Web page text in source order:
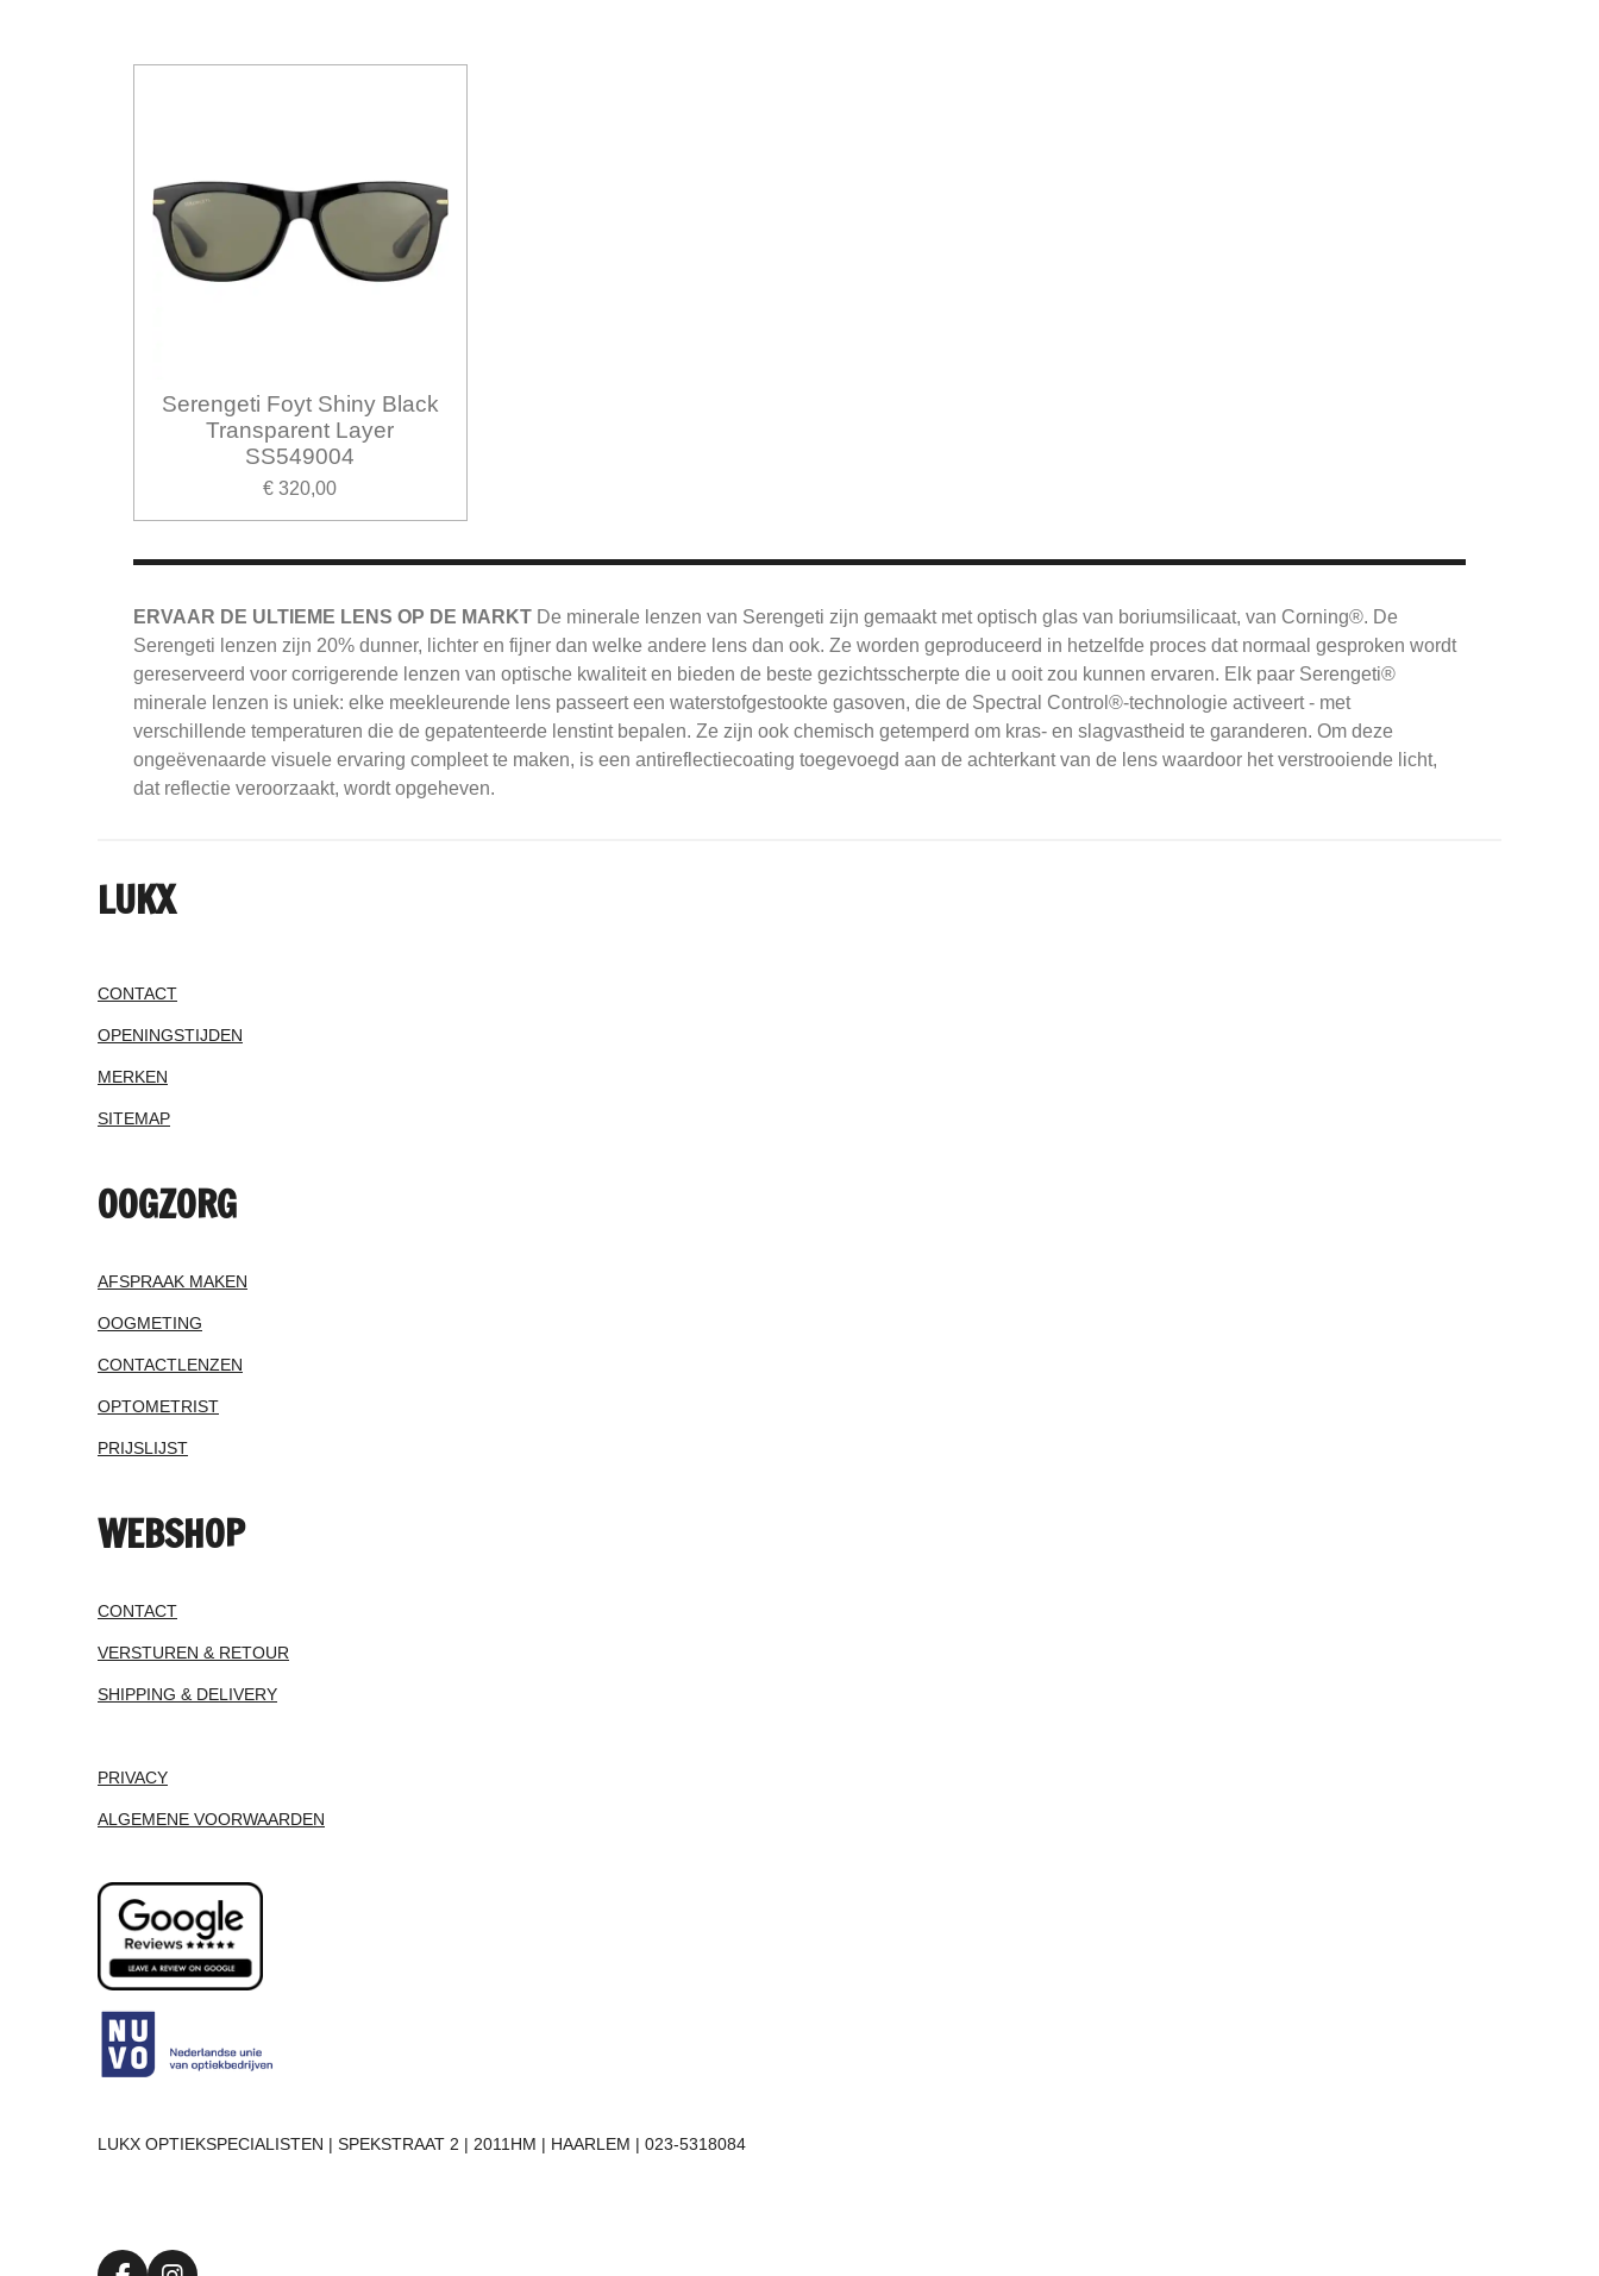
Serengeti Foyt Shiny Black
Transparent Layer
SS549004
€ 320,00
ERVAAR DE ULTIEME LENS OP DE MARKT De minerale lenzen van Serengeti zijn gemaakt met optisch glas van boriumsilicaat, van Corning®. De
Serengeti lenzen zijn 20% dunner, lichter en fijner dan welke andere lens dan ook. Ze worden geproduceerd in hetzelfde proces dat normaal gesproken wordt
gereserveerd voor corrigerende lenzen van optische kwaliteit en bieden de beste gezichtsscherpte die u ooit zou kunnen ervaren. Elk paar Serengeti®
minerale lenzen is uniek: elke meekleurende lens passeert een waterstofgestookte gasoven, die de Spectral Control®-technologie activeert - met
verschillende temperaturen die de gepatenteerde lenstint bepalen. Ze zijn ook chemisch getemperd om kras- en slagvastheid te garanderen. Om deze
ongeëvenaarde visuele ervaring compleet te maken, is een antireflectiecoating toegevoegd aan de achterkant van de lens waardoor het verstrooiende licht,
dat reflectie veroorzaakt, wordt opgeheven.
LUKX
CONTACT
OPENINGSTIJDEN
MERKEN
SITEMAP
OOGZORG
AFSPRAAK MAKEN
OOGMETING
CONTACTLENZEN
OPTOMETRIST
PRIJSLIJST
WEBSHOP
CONTACT
VERSTUREN & RETOUR
SHIPPING & DELIVERY
PRIVACY
ALGEMENE VOORWAARDEN
LUKX OPTIEKSPECIALISTEN | SPEKSTRAAT 2 | 2011HM | HAARLEM | 023-5318084